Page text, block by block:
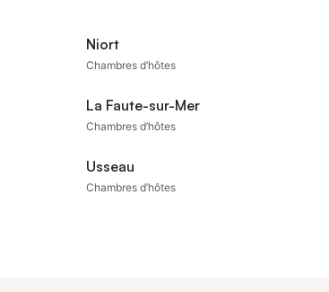
Niort
Chambres d’hôtes
La Faute-sur-Mer
Chambres d’hôtes
Usseau
Chambres d’hôtes